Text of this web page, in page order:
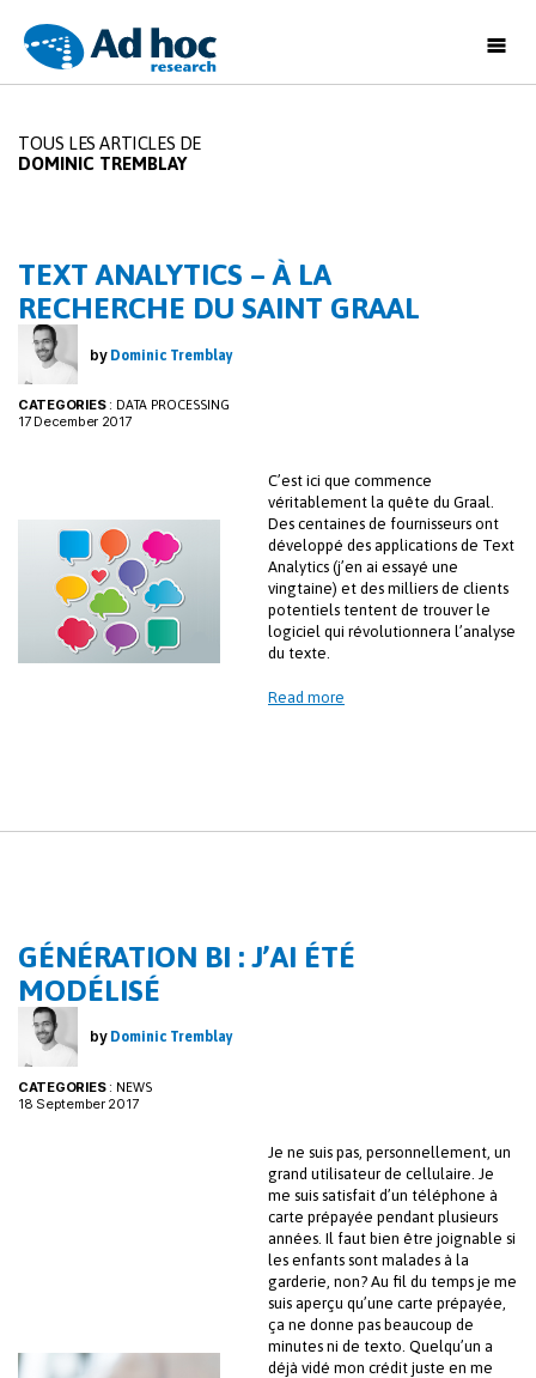
Ad
Research
TOUS LES ARTICLES DE
DOMINIC TREMBLAY
TEXT ANALYTICS – À LA
RECHERCHE DU SAINT GRAAL
by Dominic Tremblay
CATEGORIES: DATA PROCESSING
17 December 2017
C’est ici que commence
véritablement la quête du Graal.
Des centaines de fournisseurs ont
développé des applications de Text
Analytics (j’en ai essayé une
vingtaine) et des milliers de clients
potentiels tentent de trouver le
logiciel qui révolutionnera l’analyse
du texte.
Read more
GÉNÉRATION BI : J’AI ÉTÉ
MODÉLISÉ
by Dominic Tremblay
CATEGORIES: NEWS
18 September 2017
Je ne suis pas, personnellement, un
grand utilisateur de cellulaire. Je
me suis satisfait d’un téléphone à
carte prépayée pendant plusieurs
années. Il faut bien être joignable si
les enfants sont malades à la
garderie, non? Au fil du temps je me
suis aperçu qu’une carte prépayée,
ça ne donne pas beaucoup de
minutes ni de texto. Quelqu’un a
déjà vidé mon crédit juste en me